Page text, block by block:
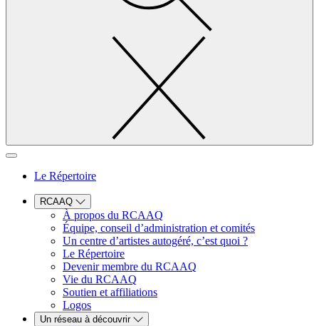
Le Répertoire
RCAAQ
À propos du RCAAQ
Équipe, conseil d’administration et comités
Un centre d’artistes autogéré, c’est quoi ?
Le Répertoire
Devenir membre du RCAAQ
Vie du RCAAQ
Soutien et affiliations
Logos
Un réseau à découvrir